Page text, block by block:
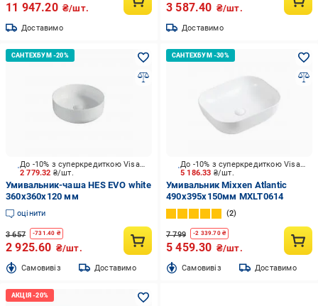
11 947.20 ₴/шт.
Доставимо
3 587.40 ₴/шт.
Доставимо
2 779.32 ₴/шт.
До -10% з суперкредиткою Visa Вигода
Умивальник-чаша HES EVO white
360х360x120 мм
оцінити
3 657 -731.40 ₴
2 925.60 ₴/шт.
Cамовивіз Доставимо
5 186.33 ₴/шт.
До -10% з суперкредиткою Visa Вигода
Умивальник Mixxen Atlantic
490х395х150мм MXLT0614
2
7 799 -2 339.70₴
5 459.30 ₴/шт.
Cамовивіз Доставимо